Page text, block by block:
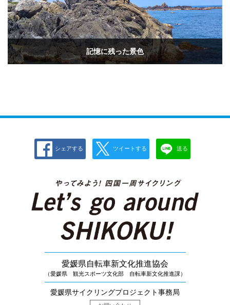
記憶に残った景色
シェアする ツイートする 送る
愛媛県自転車新文化推進協会
（愛媛県 観光スポーツ文化部 自転車新文化推進課）
愛媛県サイクリングプロジェクト事務局